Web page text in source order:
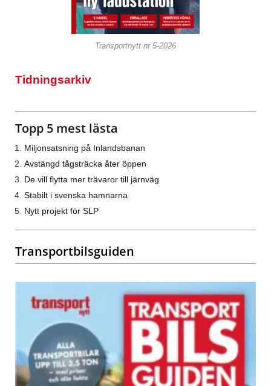
Transportnytt nr 5-2026
Tidningsarkiv
Topp 5 mest lästa
Miljonsatsning på Inlandsbanan
Avstängd tågsträcka åter öppen
De vill flytta mer trävaror till järnväg
Stabilt i svenska hamnarna
Nytt projekt för SLP
Transportbilsguiden